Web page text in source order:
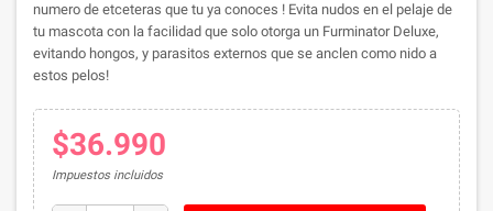
numero de etceteras que tu ya conoces ! Evita nudos en el pelaje de
tu mascota con la facilidad que solo otorga un Furminator Deluxe,
evitando hongos, y parasitos externos que se anclen como nido a
estos pelos!
$36.990
Impuestos incluidos